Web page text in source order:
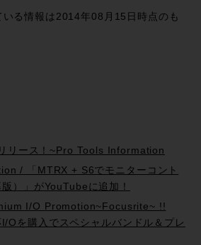
いる情報は2014年08月15日時点のも
リース！~Pro Tools Information
/ 「MTRX + S6でモニターコント
）」がYouTubeに追加！
I/O Promotion~Focusrite~ !!
Oを購入でスペシャルバンドル＆プレ